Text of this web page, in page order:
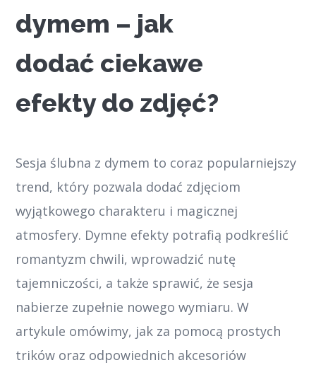
dymem – jak
dodać ciekawe
efekty do zdjęć?
Sesja ślubna z dymem to coraz popularniejszy
trend, który pozwala dodać zdjęciom
wyjątkowego charakteru i magicznej
atmosfery. Dymne efekty potrafią podkreślić
romantyzm chwili, wprowadzić nutę
tajemniczości, a także sprawić, że sesja
nabierze zupełnie nowego wymiaru. W
artykule omówimy, jak za pomocą prostych
trików oraz odpowiednich akcesoriów